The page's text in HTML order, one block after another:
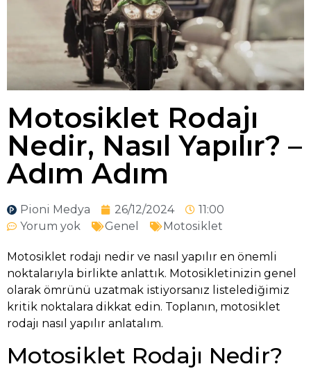
Motosiklet Rodajı
Nedir, Nasıl Yapılır? –
Adım Adım
Pioni Medya 26/12/2024
11:00
Yorum yok
Genel Motosiklet
Motosiklet rodajı nedir ve nasıl yapılır en önemli
noktalarıyla birlikte anlattık. Motosikletinizin genel
olarak ömrünü uzatmak istiyorsanız listelediğimiz
kritik noktalara dikkat edin. Toplanın, motosiklet
rodajı nasıl yapılır anlatalım.
Motosiklet Rodajı Nedir?